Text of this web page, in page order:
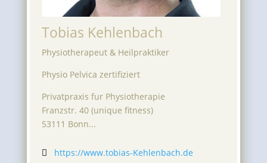
Tobias Kehlenbach
Physiotherapeut & Heilpraktiker
Physio Pelvica zertifiziert
Privatpraxis fur Physiotherapie
Franzstr. 40 (unique fitness)
53111 Bonn...
 https://www.tobias-Kehlenbach.de